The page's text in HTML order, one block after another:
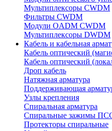
Мультиплексоры CWDM
Фильтры CWDM
Модули OADM CWDM
Мультиплексоры DWDM
Кабель и кабельная
Кабель оптический
Кабель оптический
Дроп кабель
Натяжная арматура
Поддерживающая
Узлы крепления
Спиральная арматура
Спиральные зажимы
Протекторы спиральные